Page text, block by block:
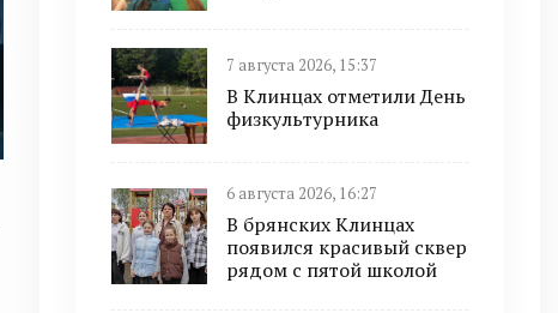
7 августа 2026, 15:37
В Клинцах отметили День
физкультурника
6 августа 2026, 16:27
В брянских Клинцах
появился красивый сквер
рядом с пятой школой